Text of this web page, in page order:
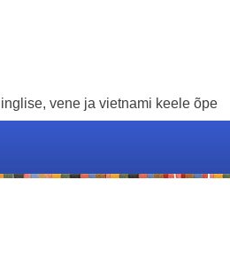
vene ja vietnami keele õpe